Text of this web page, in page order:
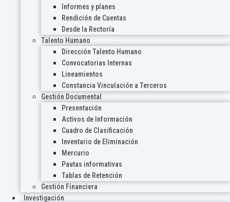
Informes y planes
Rendición de Cuentas
Desde la Rectoría
Talento Humano
Dirección Talento Humano
Convocatorias Internas
Lineamientos
Constancia Vinculación a Terceros
Gestión Documental
Presentación
Activos de Información
Cuadro de Clasificación
Inventario de Eliminación
Mercurio
Pautas informativas
Tablas de Retención
Gestión Financiera
Investigación